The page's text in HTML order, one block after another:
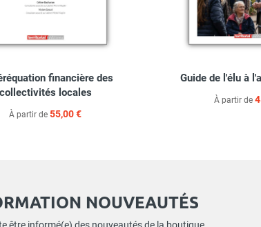
financière des
collectivités locales
À partir de55,00 €
Guide de l'élu à
À partir de
NOUVEAUTÉS